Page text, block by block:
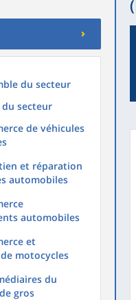
du secteur
secteur
de véhicules
et réparation
automobiles
automobiles
et
motocycles
du
gros